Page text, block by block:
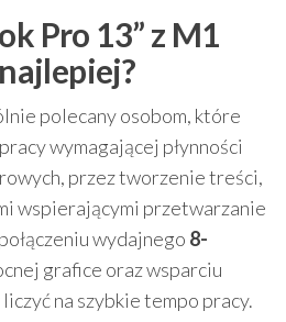
Pro 13” z M1
polecany osobom, które
wymagającej płynności
przez tworzenie treści,
wspierającymi przetwarzanie
wydajnego 8-
grafice oraz wsparciu
liczyć na szybkie tempo pracy.